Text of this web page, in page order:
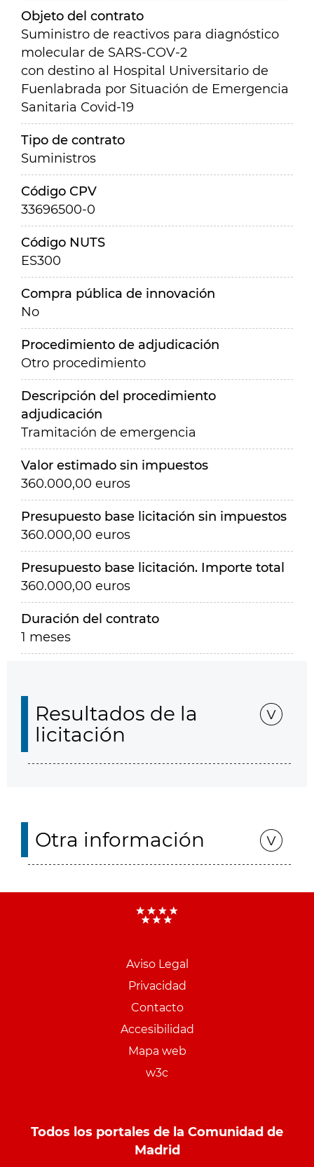
Objeto del contrato
Suministro de reactivos para diagnóstico
molecular de SARS-COV-2
con destino al Hospital Universitario de
Fuenlabrada por Situación de Emergencia
Sanitaria Covid-19
Tipo de contrato
Suministros
Código CPV
33696500-0
Código NUTS
ES300
Compra pública de innovación
No
Procedimiento de adjudicación
Otro procedimiento
Descripción del procedimiento
adjudicación
Tramitación de emergencia
Valor estimado sin impuestos
360.000,00 euros
Presupuesto base licitación sin impuestos
360.000,00 euros
Presupuesto base licitación. Importe total
360.000,00 euros
Duración del contrato
1 meses
Resultados de la
licitación
Otra información
Aviso Legal
Privacidad
Contacto
Accesibilidad
Mapa web
w3c
Todos los portales de la Comunidad de
Madrid